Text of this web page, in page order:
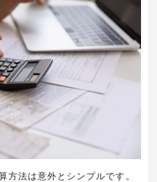
方法は意外とシンプルです。